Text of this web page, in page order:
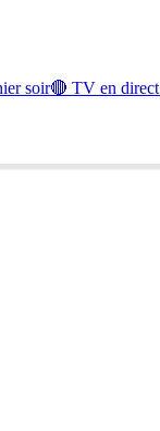
soir🔴 TV en